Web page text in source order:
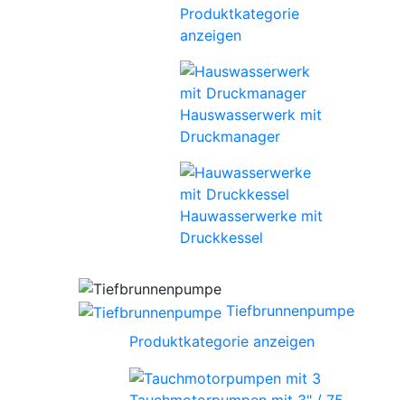
Produktkategorie
anzeigen
Hauswasserwerk mit
Druckmanager
Hauwasserwerke mit
Druckkessel
Tiefbrunnenpumpe
Produktkategorie anzeigen